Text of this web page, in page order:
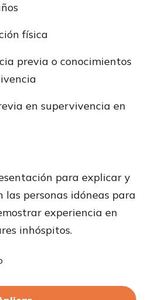
física
previa o conocimientos
en supervivencia en
para explicar y
las personas idóneas para
experiencia en
inhóspitos.